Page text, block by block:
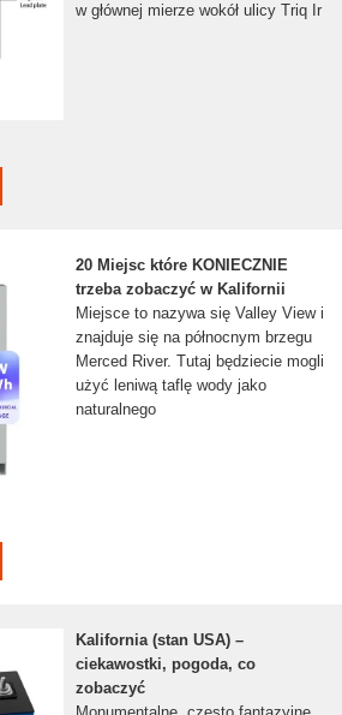
w głównej mierze wokół ulicy Triq Ir
20 Miejsc które KONIECZNIE
trzeba zobaczyć w Kalifornii
Miejsce to nazywa się Valley View i
znajduje się na północnym brzegu
Merced River. Tutaj będziecie mogli
użyć leniwą taflę wody jako
naturalnego
Kalifornia (stan USA) –
ciekawostki, pogoda, co
zobaczyć